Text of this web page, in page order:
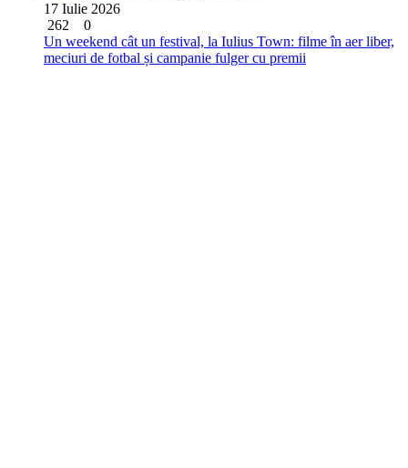
17 Iulie 2026
262
0
Un weekend cât un festival, la Iulius Town: filme în aer liber,
meciuri de fotbal și campanie fulger cu premii